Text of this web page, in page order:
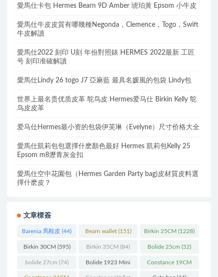
愛馬仕卡包 Hermes Bearn 9D Amber 琥珀黃 Epsom 小牛皮
愛馬仕牛皮皮質有哪幾種Negonda，Clemence，Togo，Swift
牛皮解讀
愛馬仕2022 刻印 U刻 年份對照錶 HERMES 2022最新 工匠
号 刻印准確解讀
愛馬仕Lindy 26 togo J7 亞麻藍 最具名媛風的包袋 Lindy包
世界上最名贵优质皮革 鸵鸟皮 Hermes爱马仕 Birkin Kelly 鸵
鸟皮皮革
爱马仕Hermes最小资的包袋伊芙琳（Evelyne）尺寸价格大全
愛馬仕凱莉包包選擇什麽顏色最好 Hermes 凱莉包Kelly 25
Epsom m8瀝青灰金扣
愛馬仕空中花園包（Hermes Garden Party bag)皮材質皮料選
擇什麽皮？
文章標簽
Barenia 馬鞍皮 (44) Bearn wallet(151) Birkin 25CM (1228)
Birkin 30CM (595) Birkin 35CM (84) Bolide 25cm (52)
bolide 27cm (74) Bolide 1923 Mini
(93)
Constance 19CM
(571)